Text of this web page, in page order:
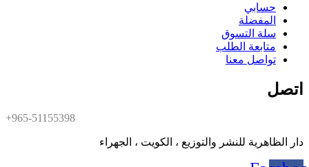
حسابي
المفضلة
سلة التسوق
متابعة الطلب
تواصل معنا
اتصل
+965-51155398
دار الظاهرية للنشر والتوزيع ، الكويت ، الجهراء